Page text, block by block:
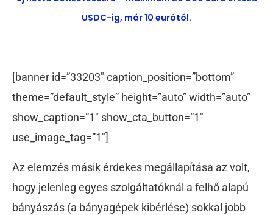
USDC-ig, már 10 eurótól.
[banner id=”33203″ caption_position=”bottom”
theme=”default_style” height=”auto” width=”auto”
show_caption=”1″ show_cta_button=”1″
use_image_tag=”1″]
Az elemzés másik érdekes megállapítása az volt,
hogy jelenleg egyes szolgáltatóknál a felhő alapú
bányászás (a bányagépek kibérlése) sokkal jobb